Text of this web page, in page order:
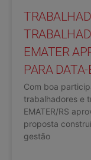
EMATER
PARA
Com boa
trabalhadores e
EMATER/RS
proposta
gestão